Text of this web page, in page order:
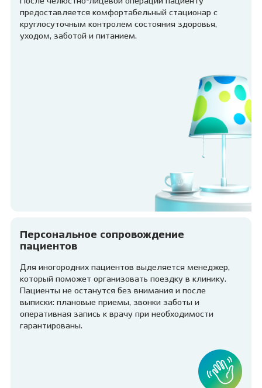
предоставляется комфортабельный стационар с
круглосуточным контролем состояния здоровья,
уходом, заботой и питанием.
Персональное сопровождение
пациентов
Для иногородних пациентов выделяется менеджер,
который поможет организовать поездку в клинику.
Пациенты не останутся без внимания и после
выписки: плановые приемы, звонки заботы и
оперативная запись к врачу при необходимости
гарантированы.